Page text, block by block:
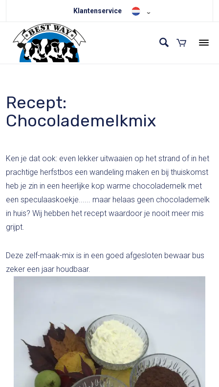
Klantenservice
Recept:
Chocolademelkmix
Ken je dat ook: even lekker uitwaaien op het strand of in het
prachtige herfstbos een wandeling maken en bij thuiskomst
heb je zin in een heerlijke kop warme chocolademelk met
een speculaaskoekje...... maar helaas geen chocolademelk
in huis? Wij hebben het recept waardoor je nooit meer mis
grijpt.
Deze zelf-maak-mix is in een goed afgesloten bewaar bus
zeker een jaar houdbaar.